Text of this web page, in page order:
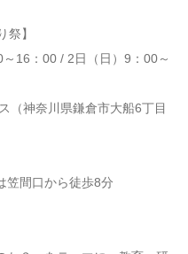
祭】
16：00 / 2日（日）9：00～
（神奈川県鎌倉市大船6丁目
笠間口から徒歩8分